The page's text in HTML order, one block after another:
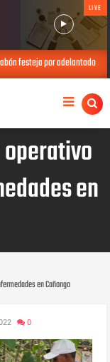
LIVE
festeja por adelantado el
en
en Cañongo
0